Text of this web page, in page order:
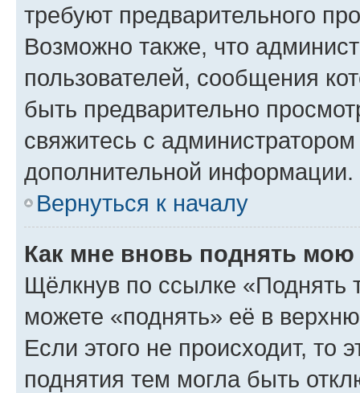
требуют предварительного
Возможно также, что
пользователей, сообщения
быть предварительно
свяжитесь с
дополнительной информации.
Вернуться к началу
Как мне вновь поднять мою
Щёлкнув по ссылке «Поднять
можете «поднять» её в
Если этого не происходит, то
поднятия тем могла быть